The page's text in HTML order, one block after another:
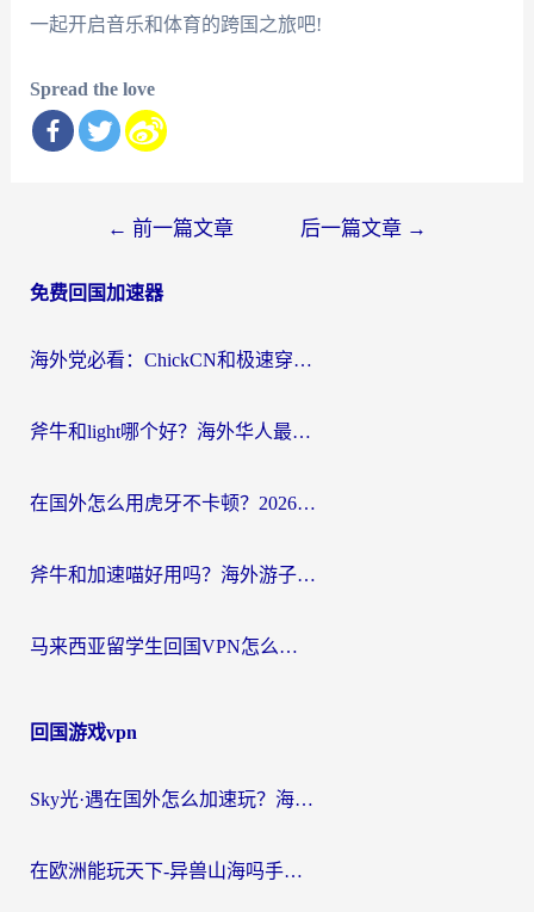
一起开启音乐和体育的跨国之旅吧!
Spread the love
导
← 前一篇文章 后一篇文章 →
免费回国加速器
海外党必看：ChickCN和极速穿梭VPN好用吗？3招教你选对回国加速器无缝刷国内资源
斧牛和light哪个好？海外华人最关心的回国加速器选择难题，一篇讲透
在国外怎么用虎牙不卡顿？2026海外华人亲测有效的回国加速器选择指南
斧牛和加速喵好用吗？海外游子的真实选择困境
马来西亚留学生回国VPN怎么选？3个避坑点+1款实测好用的加速器推荐
回国游戏vpn
Sky光·遇在国外怎么加速玩？海外党亲测有效的国服游戏加速指南
在欧洲能玩天下-异兽山海吗手游？海外玩家的加速器生存指南